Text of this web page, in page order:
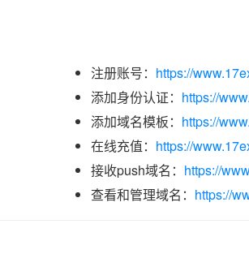
注册账号： https://
添加身份认证： https://
添加域名模板： https://
在线充值： https://
接收push域名： https://
查看和管理域名： https://